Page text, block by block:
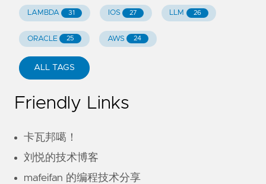
LAMBDA 31 IOS 27 LLM 26
ORACLE 25 AWS 24
ALL TAGS
Friendly Links
卡瓦邦噶！
刘悦的技术博客
mafeifan 的编程技术分享